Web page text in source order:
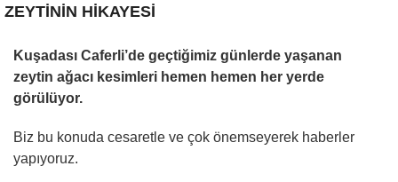
ZEYTİNİN HİKAYESİ
Kuşadası Caferli’de geçtiğimiz günlerde yaşanan
zeytin ağacı kesimleri hemen hemen her yerde
görülüyor.
Biz bu konuda cesaretle ve çok önemseyerek haberler
yapıyoruz.